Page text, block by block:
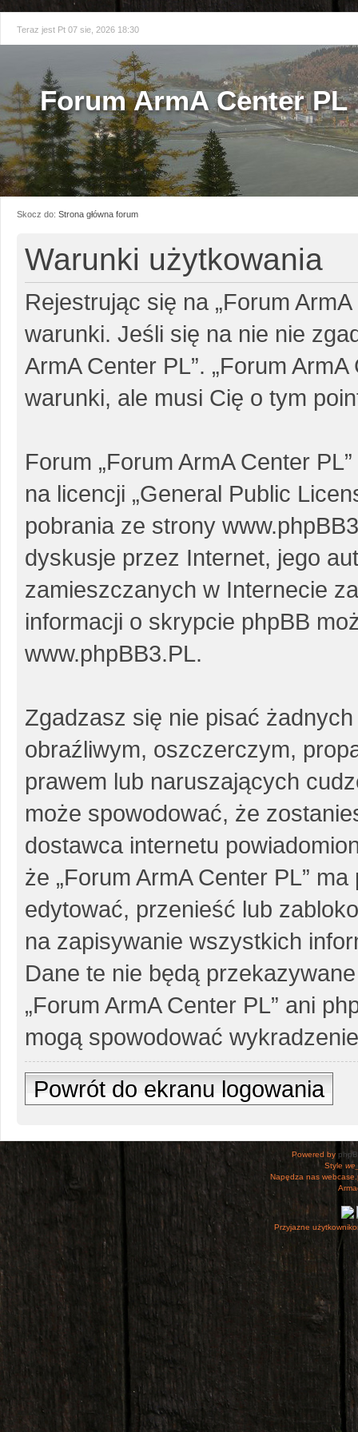
Teraz jest Pt 07 sie, 2026 18:30
Forum ArmA Center PL
Skocz do: Strona główna forum
Warunki użytkowania
Rejestrując się na „Forum
warunki. Jeśli się na nie nie
ArmA Center PL”. „Forum
warunki, ale musi Cię o tym
Forum „Forum ArmA Center
na licencji „General Public
pobrania ze strony
dyskusje przez Internet, jego
zamieszczanych w Internecie
informacji o skrypcie phpBB
www.phpBB3.PL.
Zgadzasz się nie pisać
obraźliwym, oszczerczym,
prawem lub naruszających
może spowodować, że
dostawca internetu
że „Forum ArmA Center PL”
edytować, przenieść lub
na zapisywanie wszystkich
Dane te nie będą
„Forum ArmA Center PL” ani
mogą spowodować
Powrót do ekranu logowania
Powered by
Style
Napędza nas
Przyjazne